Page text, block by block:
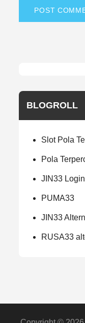
BLOGROLL
Slot Pola
Pola
JIN33 Login
PUMA33
JIN33
RUSA33